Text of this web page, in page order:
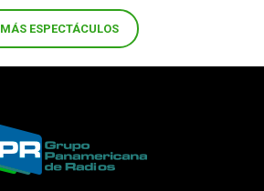
MÁS ESPECTÁCULOS